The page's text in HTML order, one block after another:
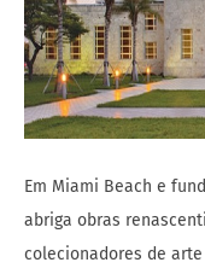
Em Miami Beach e
abriga obras
colecionadores de arte